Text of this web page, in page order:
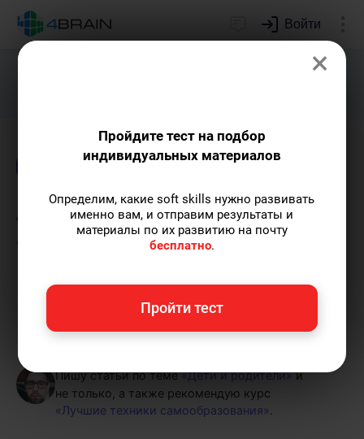
Войти
Подарим индивидуальный план
Дети и родители
Альтернативное
образование:
недостатки
Пишу статьи по теме«Дети и родители»и
не только, а также рекомендую курс
«Лучшие техники самообразования»
×
Пройдите тест на подбор
индивидуальных материалов
Определим, какие soft skills нужно развивать
именно вам, и отправим результаты и
материалы по их развитию на почту
бесплатно.
Пройти тест